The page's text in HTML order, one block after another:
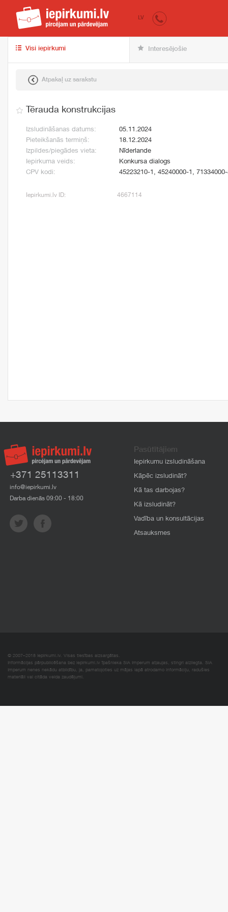
iepirkumi.lv
LV
Visi iepirkumi Interesējošie
Atpakaļ uz sarakstu
Tērauda konstrukcijas
Izsludināšanas datums:
05.11.2024
Pieteikšanās termiņš:
18.12.2024
Izpildes/piegādes vieta:
Nīderlande
Iepirkuma veids:
Konkursa dialogs
CPV kodi:
45223210-1, 45240000-1,
Iepirkumi.lv ID: 4667114
+371 25113311
info@iepirkumi.lv
Darba dienās 09:00 - 18:00
Pasūtītājiem
Iepirkumu izsludināšana
Kāpēc izsludināt?
Kā tas darbojas?
Kā izsludināt?
Vadība un konsultācijas
Atsauksmes
© 2007–2018 Iepirkumi.lv. Visas tiesības aizsargātas.
Informācijas pārpublicēšana bez iepirkumi.lv īpašnieka SIA Imperum atļaujas, stingri aizliegta. SIA
Imperum nenes nekādu atbildību, ja, pamatojoties uz mājas lapā atrodamo informāciju, radušies
materiāli vai citāda veida zaudējumi.